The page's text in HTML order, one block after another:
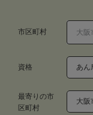
市区町村
資格 あん
最寄りの市
区町村
大阪